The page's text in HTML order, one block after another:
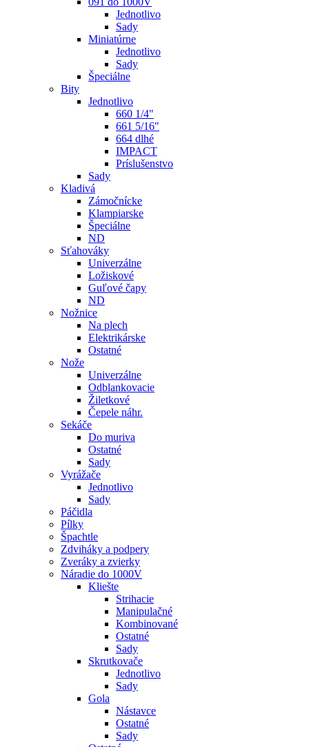
Jednotlivo
Sady
Miniatúrne
Jednotlivo
Sady
Špeciálne
Bity
Jednotlivo
660 1/4"
661 5/16"
664 dlhé
IMPACT
Príslušenstvo
Sady
Kladivá
Zámočnícke
Klampiarske
Špeciálne
ND
Sťahováky
Univerzálne
Ložiskové
Guľové čapy
ND
Nožnice
Na plech
Elektrikárske
Ostatné
Nože
Univerzálne
Odblankovacie
Žiletkové
Čepele náhr.
Sekáče
Do muriva
Ostatné
Sady
Vyrážače
Jednotlivo
Sady
Páčidla
Pílky
Špachtle
Zdviháky a podpery
Zveráky a zvierky
Náradie do 1000V
Kliešte
Strihacie
Manipulačné
Kombinované
Ostatné
Sady
Skrutkovače
Jednotlivo
Sady
Gola
Nástavce
Ostatné
Sady